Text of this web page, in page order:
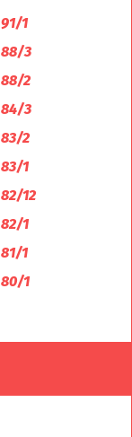
91/1
88/3
88/2
84/3
83/2
83/1
82/12
82/1
81/1
80/1